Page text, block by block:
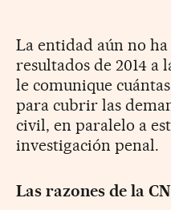
La entidad aún no
resultados de 2014 a
le comunique
para cubrir las
civil, en paralelo a
investigación penal.
Las razones de la